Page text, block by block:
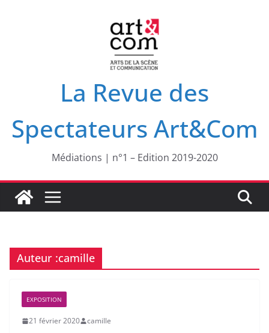
La Revue des
Spectateurs Art&Com
Médiations | n°1 – Edition 2019-2020
Auteur :camille
EXPOSITION
21 février 2020 camille